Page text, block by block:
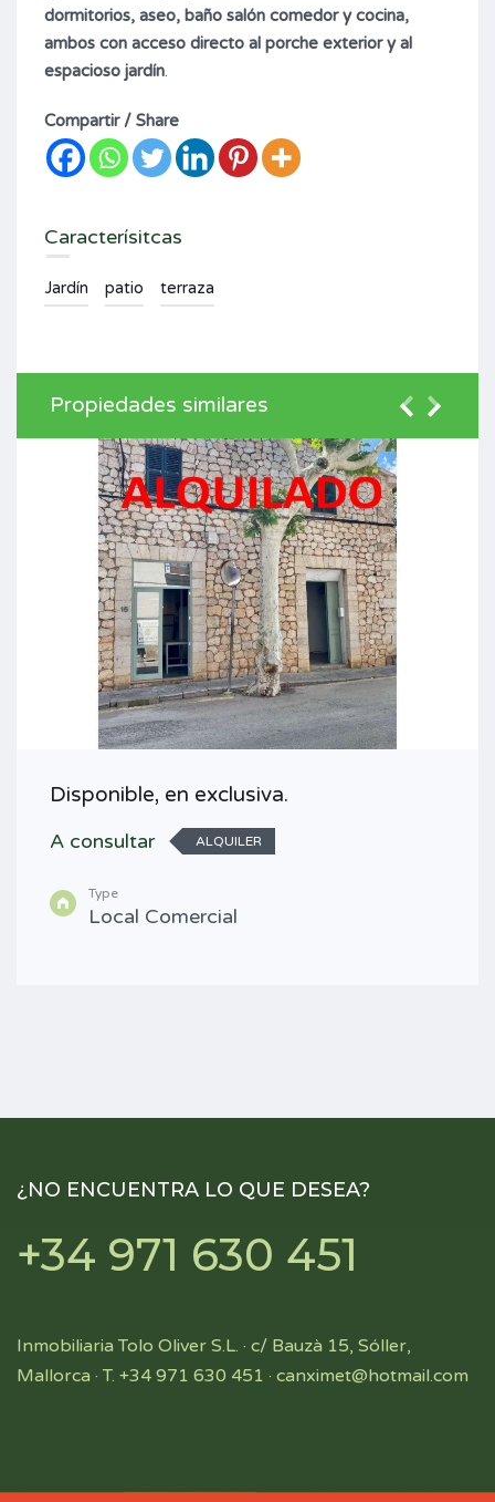
dormitorios, aseo, baño salón comedor y cocina,
ambos con acceso directo al porche exterior y al
espacioso jardín.
Compartir / Share
Caracterísitcas
Jardín patio terraza
Propiedades similares
Disponible, en exclusiva.
A consultar
ALQUILER
Type
Local Comercial
¿NO ENCUENTRA LO QUE DESEA?
+34 971 630 451
Inmobiliaria Tolo Oliver S.L. · c/ Bauzà 15, Sóller,
Mallorca · T. +34 971 630 451 · canximet@hotmail.com